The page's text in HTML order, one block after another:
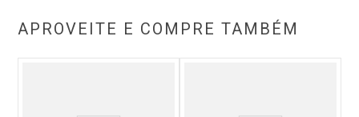
APROVEITE E COMPRE TAMBÉM